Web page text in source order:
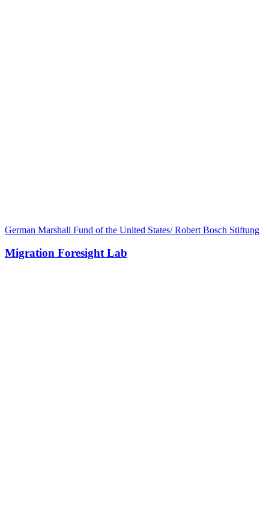
German Marshall Fund of the United States/ Robert Bosch Stiftung
Migration Foresight Lab